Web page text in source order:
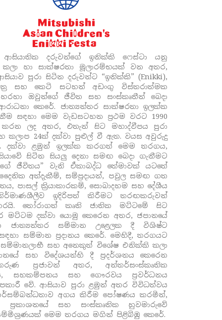
දරුවන්ගේ ඉනික්කි ෆෙස්ටා යනු
කලා හා සාක්ෂරතා මූලාරම්භයක් වන අතර,
පුරා සිටින දරුවන්ට “ඉනික්කි” (Enikki),
සහ කෙටි සටහන් අඩංගු විස්තරාත්මක
ඔවුන්ගේ ජීවිත සහ සංස්කෘතීන් බෙදා
කෙරේ. ජාත්‍යන්තර සාක්ෂරතා ඉලක්ක
සඳහා මෙම වැඩසටහන ප්‍රථම වරට 1990
ලද අතර, එතැන් සිට මහාද්වීපය පුරා
කලාප 24ක් දක්වා පුළුල් වී ඇත. වයස අවුරුදු
දක්වා ළමුන් ඉලක්ක කරගත් මෙම තරගය,
සිටින සියලු දෙනා සමඟ බෙදා ගැනීමට
ජීවිතය” වැනි ඒකාබද්ධ තේමාවක් යටතේ
අත්දැකීම්, සම්ප්‍රදායන්, පවුල සමඟ ගත
පාසල් ක්‍රියාකාරකම්, සොබාදහම සහ දේශීය
ඉදිරිපත් කිරීමට තරඟකරුවන්
තෝරාගත් කෘති ජාතික මට්ටමේ සිට
මට්ටම දක්වා යොමු කෙරෙන අතර, ජපානයේ
ජාත්‍යන්තර සම්මාන උළෙලක දී විශිෂ්ට
සම්මාන ප්‍රදානය කෙරේ. මෙහිදී, තරගයට
සහ අනෙකුත් විශේෂ එනික්කි කලා
සහ විදේශයන්හි දී ප්‍රදර්ශනය කෙරෙන
ප්‍රජාවන් අතර, අන්තර්සංස්කෘතික
සහකම්පනය සහ ගෞරවය ප්‍රවර්ධනය
වේ. ආසියාව පුරා ළමුන් අතර විවිධත්වය
අගය කිරීම පෝෂණය කරමින්,
ප්‍රකාශනයේ සහ සංස්කෘතික හුවමාරුවේ
මෙම තරගය මගින් පිළිබිඹු කෙරේ.